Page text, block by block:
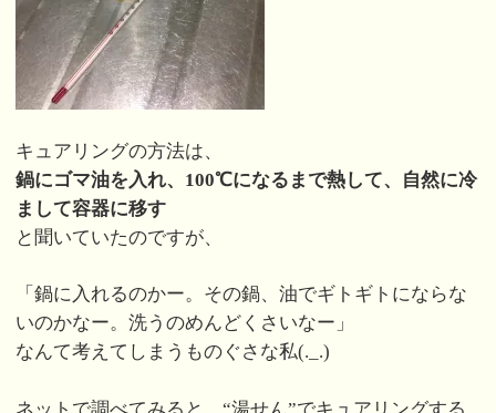
キュアリングの方法は、
鍋にゴマ油を入れ、100℃になるまで熱して、自然に冷
まして容器に移す
と聞いていたのですが、
「鍋に入れるのかー。その鍋、油でギトギトにならな
いのかなー。洗うのめんどくさいなー」
なんて考えてしまうものぐさな私(._.)
ネットで調べてみると、“湯せん”でキュアリングする